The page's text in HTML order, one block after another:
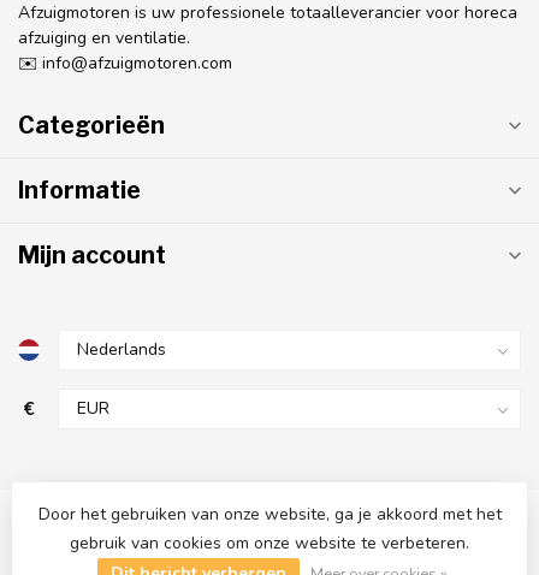
Afzuigmotoren is uw professionele totaalleverancier voor horeca
afzuiging en ventilatie.
✉️ info@afzuigmotoren.com
Categorieën
Informatie
Mijn account
€
© Copyright 2026 AfzuigMotoren.com- Powered byLightspeed
Door het gebruiken van onze website, ga je akkoord met het
gebruik van cookies om onze website te verbeteren.